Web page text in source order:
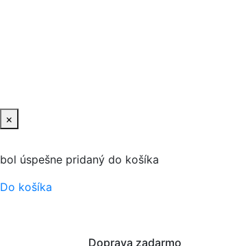
×
bol úspešne pridaný do košíka
Do košíka
Doprava zadarmo